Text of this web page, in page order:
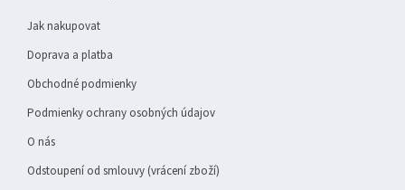
Jak nakupovat
Doprava a platba
Obchodné podmienky
Podmienky ochrany osobných údajov
O nás
Odstoupení od smlouvy (vrácení zboží)